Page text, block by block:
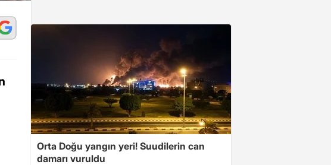
Orta Doğu yangın yeri! Suudilerin can
damarı vuruldu